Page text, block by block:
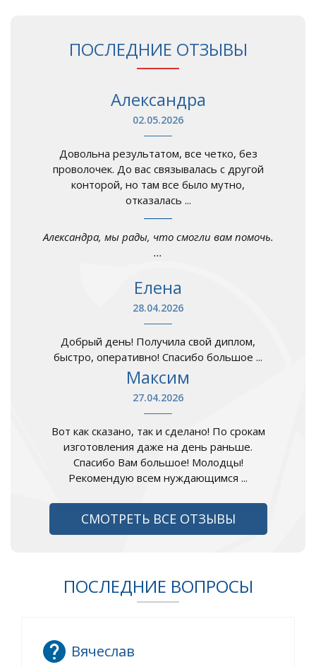
ПОСЛЕДНИЕ ОТЗЫВЫ
Александра
02.05.2026
Довольна результатом, все четко, без
проволочек. До вас связывалась с другой
конторой, но там все было мутно,
отказалась ...
Александра, мы рады, что смогли вам помочь.
...
Елена
28.04.2026
Добрый день! Получила свой диплом,
быстро, оперативно! Спасибо большое ...
Максим
27.04.2026
Вот как сказано, так и сделано! По срокам
изготовления даже на день раньше.
Спасибо Вам большое! Молодцы!
Рекомендую всем нуждающимся ...
СМОТРЕТЬ ВСЕ ОТЗЫВЫ
ПОСЛЕДНИЕ ВОПРОСЫ
Вячеслав